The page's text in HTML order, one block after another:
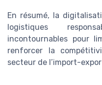
En résumé, la
logistiques
incontournables pour
renforcer la
secteur de l’import-